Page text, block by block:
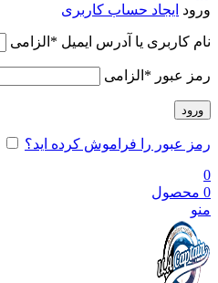
ورود ایجاد حساب کاربری
نام کاربری یا آدرس ایمیل * الزامی
رمز عبور * الزامی
ورود
رمز عبور را فراموش کرده اید؟
0
0 محصول
منو